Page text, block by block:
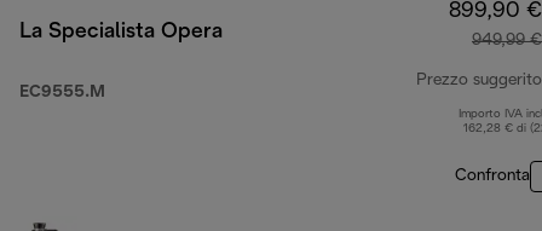
La Specialista Opera
EC9555.M
899,90 €
949,99 €
Prezzo suggerito
Importo IVA
162,28 € di
Confronta